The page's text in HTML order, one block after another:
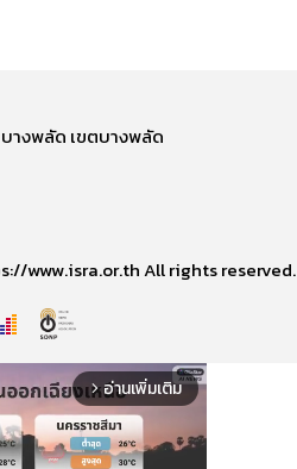
บางพลัด เขตบางพลัด
www.isra.or.th All rights reserved.
arrow_forward_ios อ่านเพิ่มเติม